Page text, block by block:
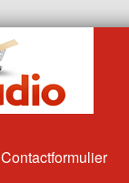
Contactformulier